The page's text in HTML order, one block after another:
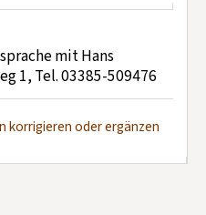
mit Hans
1, Tel. 03385-509476
korrigieren oder ergänzen